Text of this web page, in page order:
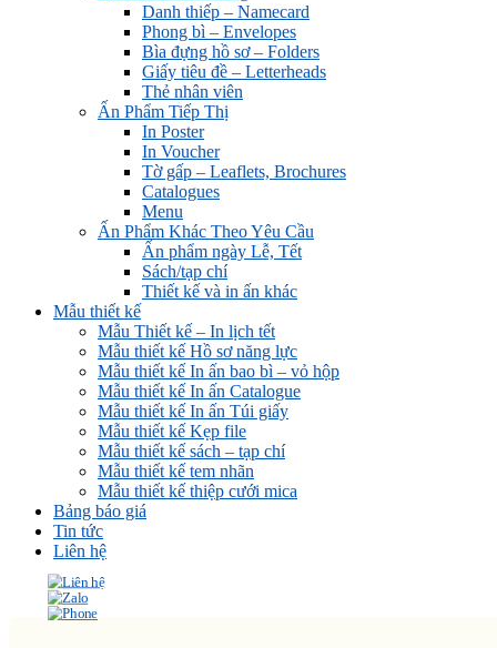
Danh thiếp – Namecard
Phong bì – Envelopes
Bìa đựng hồ sơ – Folders
Giấy tiêu đề – Letterheads
Thẻ nhân viên
Ấn Phẩm Tiếp Thị
In Poster
In Voucher
Tờ gấp – Leaflets, Brochures
Catalogues
Menu
Ấn Phẩm Khác Theo Yêu Cầu
Ấn phẩm ngày Lễ, Tết
Sách/tạp chí
Thiết kế và in ấn khác
Mẫu thiết kế
Mẫu Thiết kế – In lịch tết
Mẫu thiết kế Hồ sơ năng lực
Mẫu thiết kế In ấn bao bì – vỏ hộp
Mẫu thiết kế In ấn Catalogue
Mẫu thiết kế In ấn Túi giấy
Mẫu thiết kế Kẹp file
Mẫu thiết kế sách – tạp chí
Mẫu thiết kế tem nhãn
Mẫu thiết kế thiệp cưới mica
Bảng báo giá
Tin tức
Liên hệ